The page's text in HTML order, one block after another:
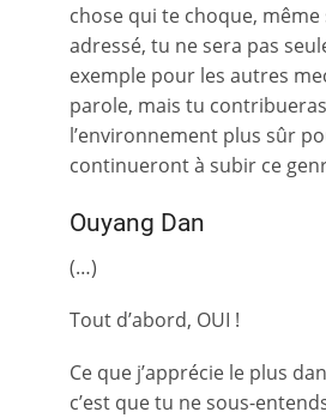
chose qui te choque, même
adressé, tu ne sera pas
exemple pour les autres
parole, mais tu
l’environnement plus sûr
continueront à subir ce
Ouyang Dan
(…)
Tout d’abord, OUI !
Ce que j’apprécie le plus
c’est que tu ne sous-